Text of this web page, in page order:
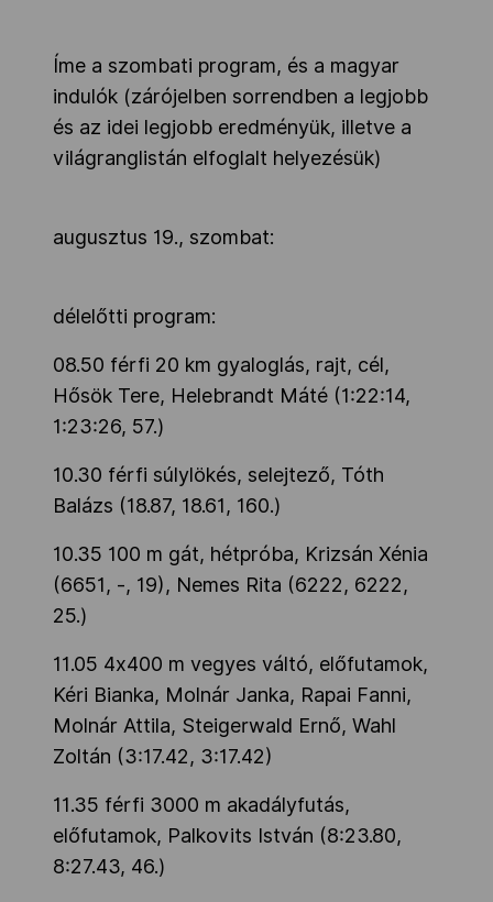
Íme a szombati program, és a magyar
indulók (zárójelben sorrendben a legjobb
és az idei legjobb eredményük, illetve a
világranglistán elfoglalt helyezésük)
augusztus 19., szombat:
délelőtti program:
08.50 férfi 20 km gyaloglás, rajt, cél,
Hősök Tere, Helebrandt Máté (1:22:14,
1:23:26, 57.)
10.30 férfi súlylökés, selejtező, Tóth
Balázs (18.87, 18.61, 160.)
10.35 100 m gát, hétpróba, Krizsán Xénia
(6651, -, 19), Nemes Rita (6222, 6222,
25.)
11.05 4x400 m vegyes váltó, előfutamok,
Kéri Bianka, Molnár Janka, Rapai Fanni,
Molnár Attila, Steigerwald Ernő, Wahl
Zoltán (3:17.42, 3:17.42)
11.35 férfi 3000 m akadályfutás,
előfutamok, Palkovits István (8:23.80,
8:27.43, 46.)